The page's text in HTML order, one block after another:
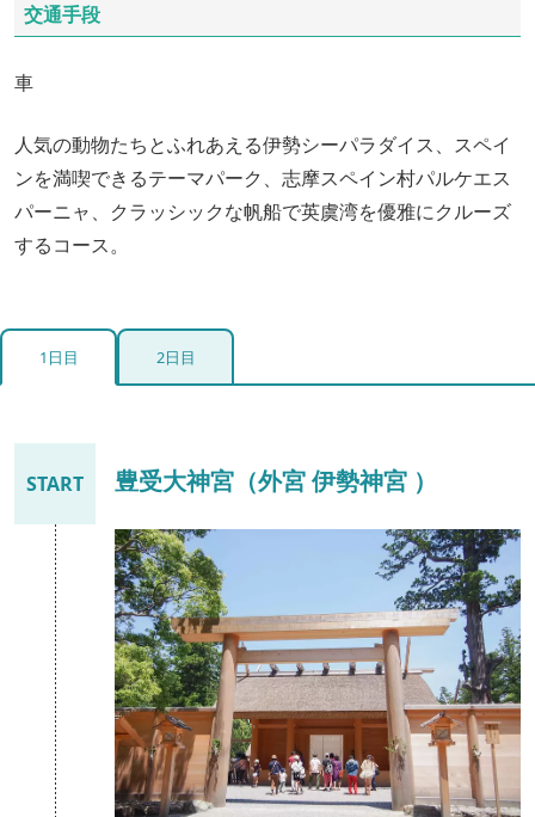
交通手段
車
人気の動物たちとふれあえる伊勢シーパラダイス、スペイ
ンを満喫できるテーマパーク、志摩スペイン村パルケエス
パーニャ、クラッシックな帆船で英虞湾を優雅にクルーズ
するコース。
1日目 2日目
START 豊受大神宮（外宮 伊勢神宮 ）